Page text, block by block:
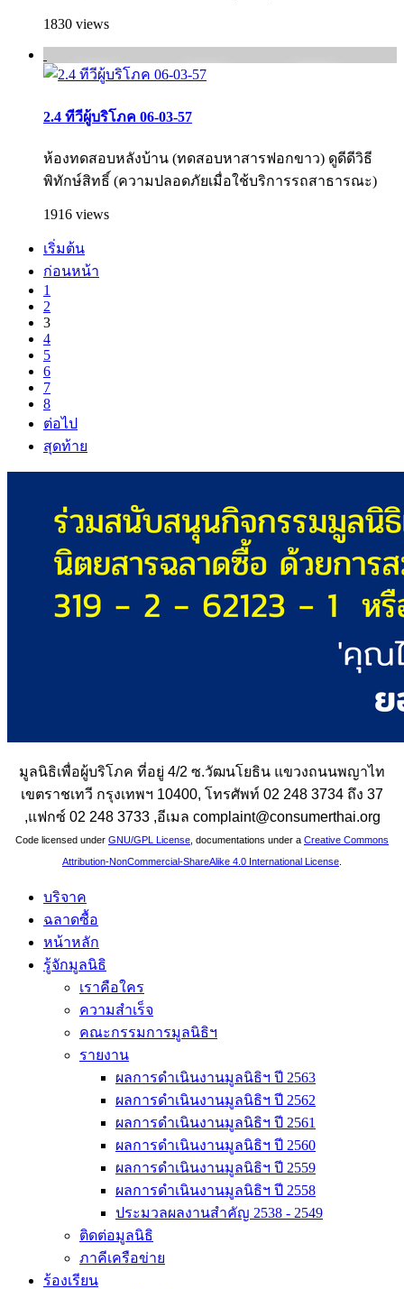
1830 views
2.4 ทีวีผู้บริโภค 06-03-57
ห้องทดสอบหลังบ้าน (ทดสอบหาสารฟอกขาว) ดูดีดีวิธี
พิทักษ์สิทธิ์ (ความปลอดภัยเมื่อใช้บริการรถสาธารณะ)
1916 views
เริ่มต้น
ก่อนหน้า
1
2
3
4
5
6
7
8
ต่อไป
สุดท้าย
มูลนิธิเพื่อผู้บริโภค ที่อยู่ 4/2 ซ.วัฒนโยธิน แขวงถนนพญาไท
เขตราชเทวี กรุงเทพฯ 10400, โทรศัพท์ 02 248 3734 ถึง 37
,แฟกซ์ 02 248 3733 ,อีเมล complaint@consumerthai.org
Code licensed under GNU/GPL License , documentations under a Creative Commons
Attribution-NonCommercial-ShareAlike 4.0 International License
บริจาค
ฉลาดซื้อ
หน้าหลัก
รู้จักมูลนิธิ
เราคือใคร
ความสำเร็จ
คณะกรรมการมูลนิธิฯ
รายงาน
ผลการดำเนินงานมูลนิธิฯ ปี 2563
ผลการดำเนินงานมูลนิธิฯ ปี 2562
ผลการดำเนินงานมูลนิธิฯ ปี 2561
ผลการดำเนินงานมูลนิธิฯ ปี 2560
ผลการดำเนินงานมูลนิธิฯ ปี 2559
ผลการดำเนินงานมูลนิธิฯ ปี 2558
ประมวลผลงานสำคัญ 2538 - 2549
ติดต่อมูลนิธิ
ภาคีเครือข่าย
ร้องเรียน